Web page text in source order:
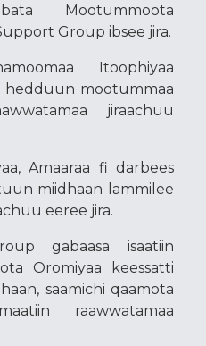
Mootummoota
Group ibsee jira.
Itoophiyaa
hedduun mootummaa
jiraachuu
Amaaraa fi darbees
miidhaan lammilee
eeree jira.
gabaasa isaatiin
Oromiyaa keessatti
saamichi qaamota
raawwatamaa